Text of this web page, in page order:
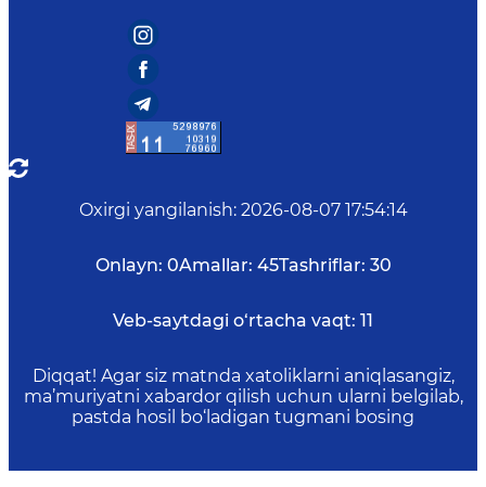
Oxirgi yangilanish: 2026-08-07 17:54:14
Onlayn: 0Amallar: 45Tashriflar: 30
Veb-saytdagi o‘rtacha vaqt: 11
Diqqat! Agar siz matnda xatoliklarni aniqlasangiz,
ma’muriyatni xabardor qilish uchun ularni belgilab,
pastda hosil bo‘ladigan tugmani bosing